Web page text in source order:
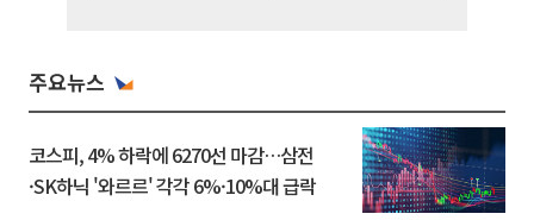
주요뉴스
코스피, 4% 하락에 6270선 마감…삼전
·SK하닉 '와르르' 각각 6%·10%대 급락